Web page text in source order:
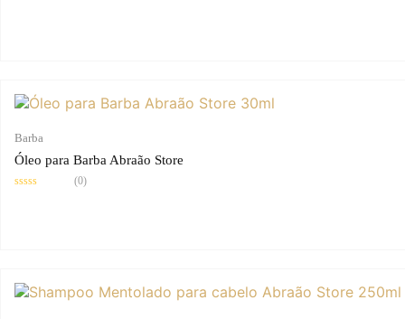
Barba
Óleo para Barba Abraão Store
(0)